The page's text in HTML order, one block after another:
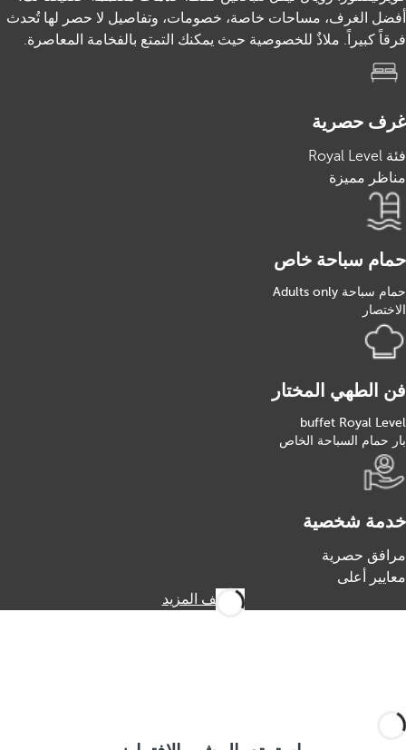
أفضل الغرف، مساحات خاصة، خصومات، وتفاصيل لا حصر لها تُحدث
فرقاً كبيراً. ملاذٌ للخصوصية حيث يمكنك التمتع بالفخامة المعاصرة.
غرف حصرية
فئة Royal Level
مناظر مميزة
حمام سباحة خاص
حمام سباحة Adults only
الاختصار
فن الطهي المختار
buffet Royal Level
بار حمام السباحة الخاص
خدمة شخصية
مرافق حصرية
معايير أعلى
اكتشف المزيد